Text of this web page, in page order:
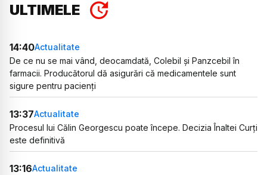
ULTIMELE
14:40Actualitate
De ce nu se mai vând, deocamdată, Colebil și Panzcebil în
farmacii. Producătorul dă asigurări că medicamentele sunt
sigure pentru pacienți
13:37Actualitate
Procesul lui Călin Georgescu poate începe. Decizia Înaltei Curți
este definitivă
13:16Actualitate